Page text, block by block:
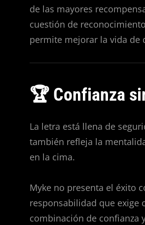
de las mayores
cuestión de
permite mejorar la vida de
🏆 Confianza
La letra está llena de
también refleja la
en la cima.
Myke no presenta el éxito
responsabilidad que exige
combinación de confianza